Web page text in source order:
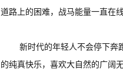
道路上的困难，战马能量一直在
新时代的年轻人不会停下奔
的纯真快乐，喜欢大自然的广阔